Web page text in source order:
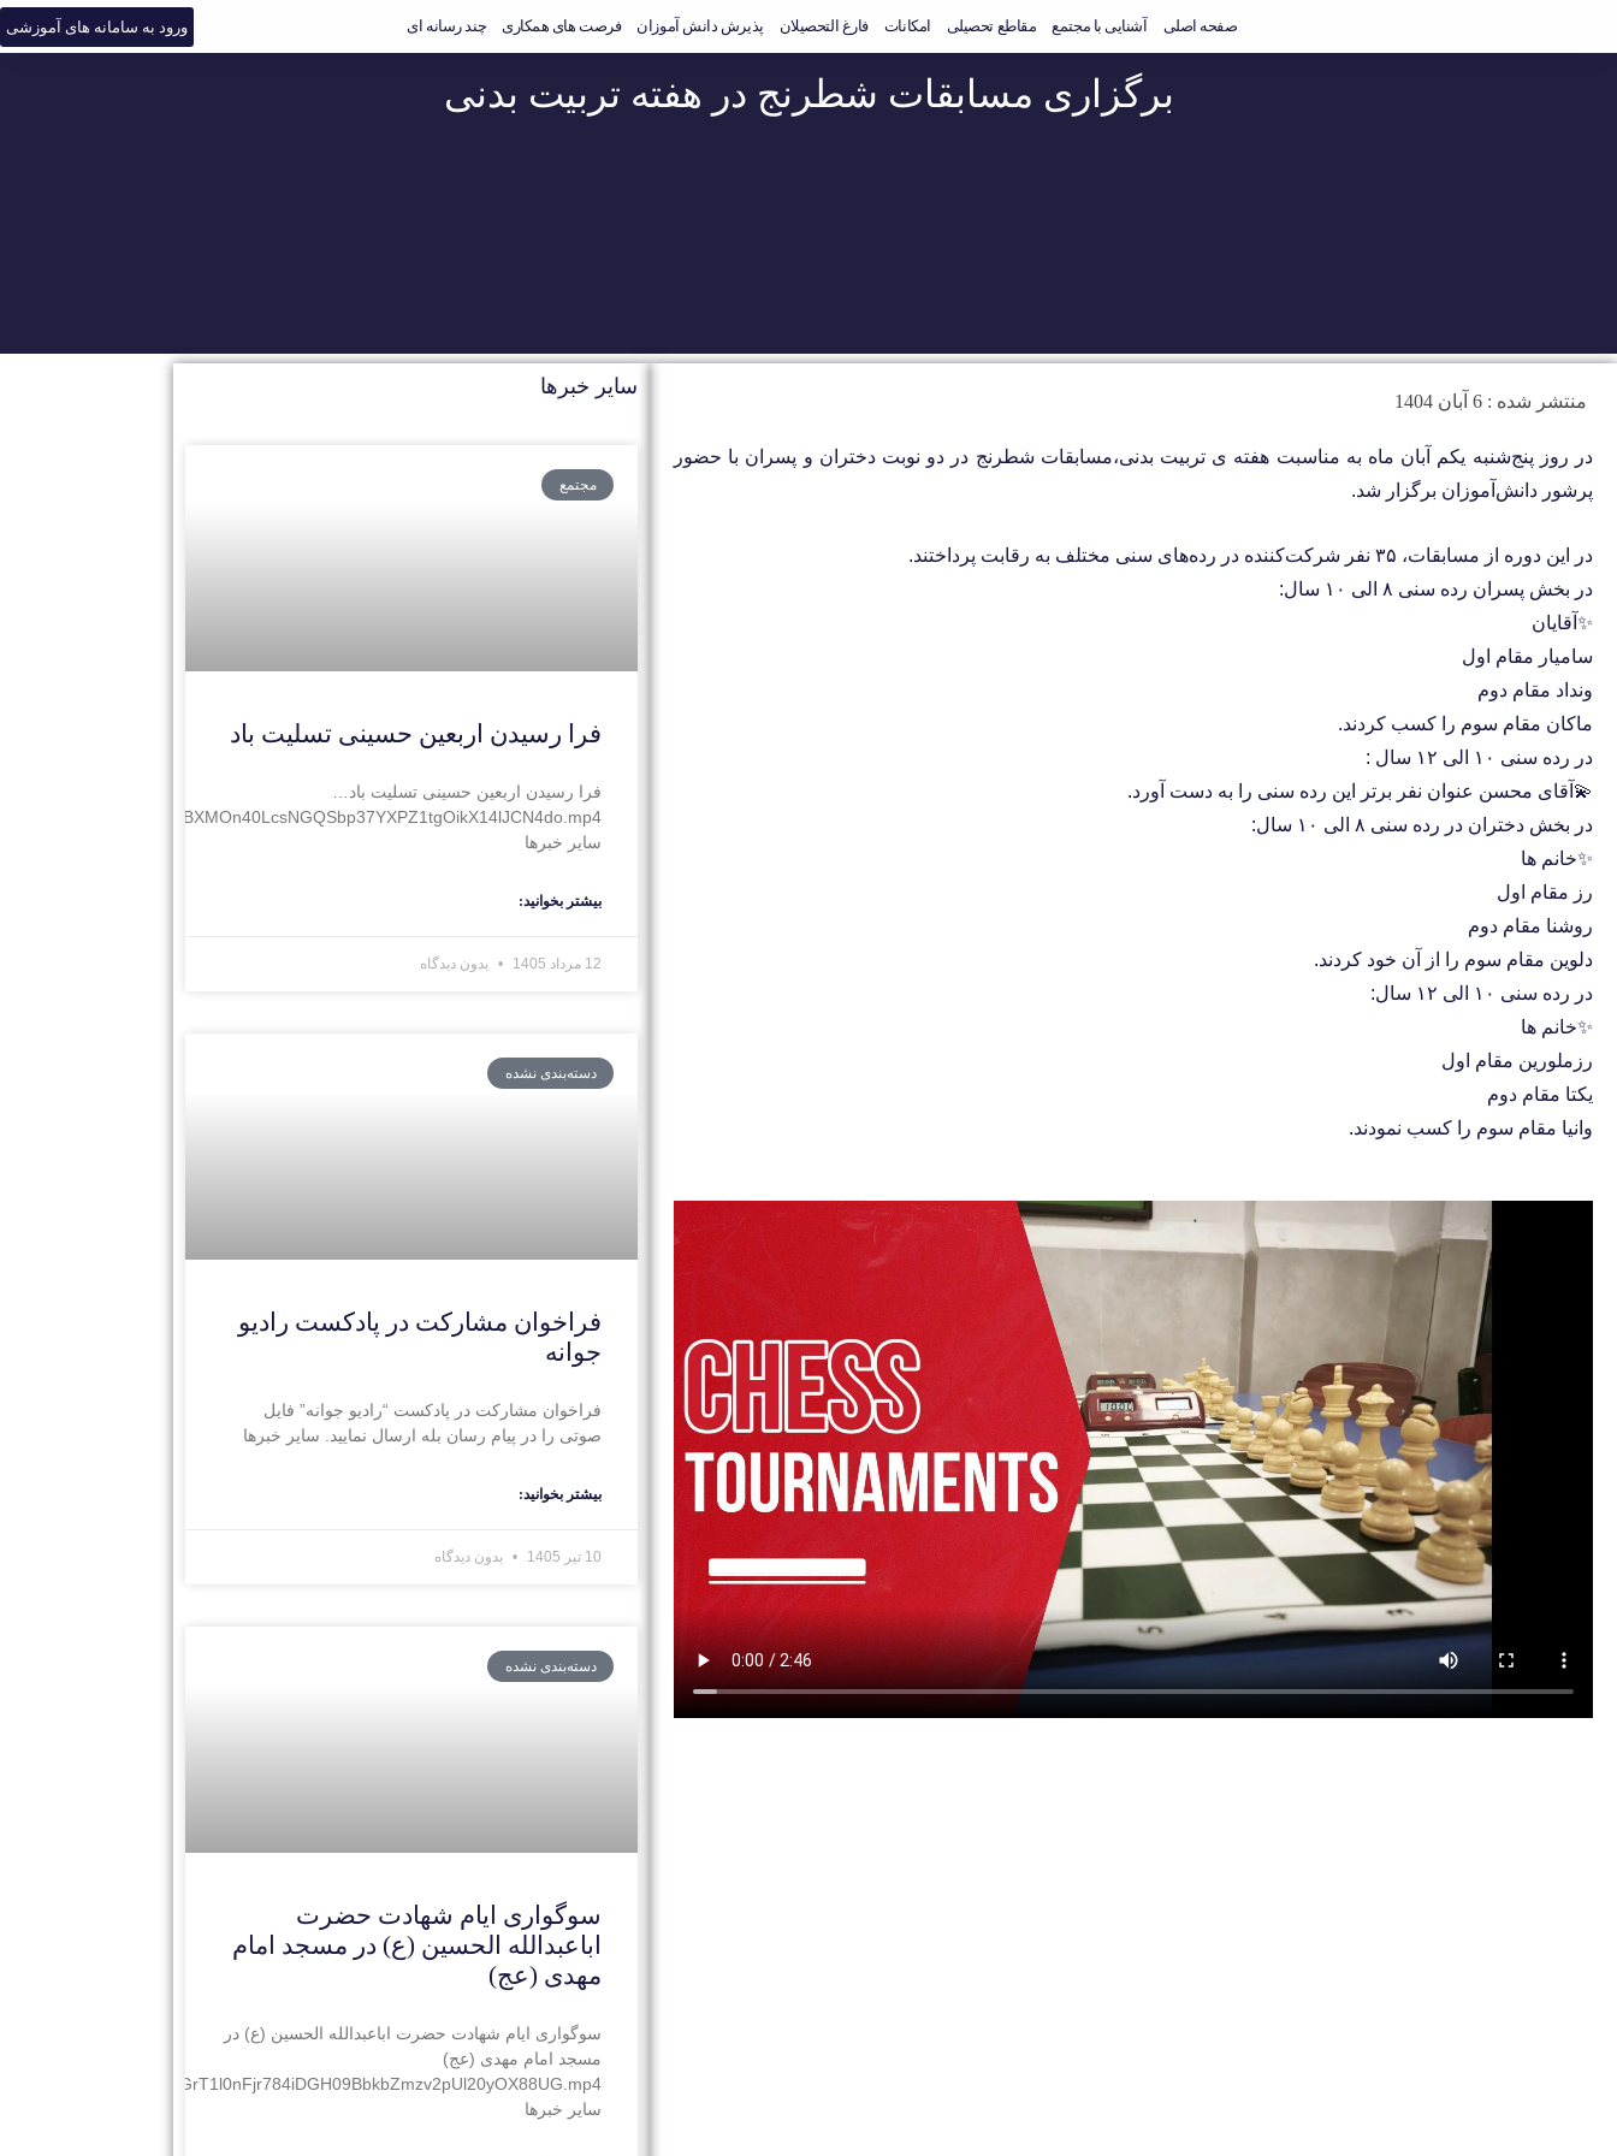
صفحه اصلی آشنایی با مجتمع مقاطع تحصیلی امکانات فارغ التحصیلان پذیرش دانش آموزان فرصت های همکاری چند رسانه ای ورود به سامانه های آموزشی
برگزاری مسابقات شطرنج در هفته تربیت بدنی
منتشر شده : 6 آبان 1404
در روز پنج‌شنبه یکم آبان ماه به مناسبت هفته ی تربیت بدنی،مسابقات شطرنج در دو نوبت دختران و پسران با حضور
پرشور دانش‌آموزان برگزار شد.
در این دوره از مسابقات، ۳۵ نفر شرکت‌کننده در رده‌های سنی مختلف به رقابت پرداختند.
در بخش پسران رده سنی ۸ الی ۱۰ سال:
✨️آقایان
سامیار مقام اول
ونداد مقام دوم
ماکان مقام سوم را کسب کردند.
در رده سنی ۱۰ الی ۱۲ سال :
💫آقای محسن عنوان نفر برتر این رده سنی را به دست آورد.
در بخش دختران در رده سنی ۸ الی ۱۰ سال:
✨️خانم ها
رز مقام اول
روشنا مقام دوم
دلوین مقام سوم را از آن خود کردند.
در رده سنی ۱۰ الی ۱۲ سال:
✨️خانم ها
رزملورین مقام اول
یکتا مقام دوم
وانیا مقام سوم را کسب نمودند.
سایر خبرها
مجتمع
فرا رسیدن اربعین حسینی تسلیت باد
فرا رسیدن اربعین حسینی تسلیت باد…
origin_fNBXMOn40LcsNGQSbp37YXPZ1tgOikX14lJCN4do.mp4
سایر خبرها
بیشتر بخوانید:
12 مرداد 1405 بدون دیدگاه
دسته‌بندی نشده
فراخوان مشارکت در پادکست رادیو
جوانه
فراخوان مشارکت در پادکست “رادیو جوانه” فایل
صوتی را در پیام رسان بله ارسال نمایید. سایر خبرها
بیشتر بخوانید:
10 تیر 1405 بدون دیدگاه
دسته‌بندی نشده
سوگواری ایام شهادت حضرت
اباعبدالله الحسین (ع) در مسجد امام
مهدی (عج)
سوگواری ایام شهادت حضرت اباعبدالله الحسین (ع) در
مسجد امام مهدی (عج)
lDWgyBnj7J/origin_GrT1l0nFjr784iDGH09BbkbZmzv2pUl20yOX88UG.mp4
سایر خبرها